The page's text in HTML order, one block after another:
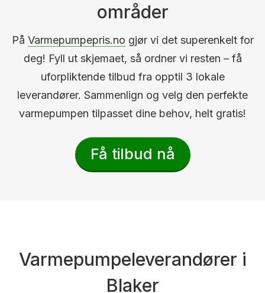
områder
På Varmepumpepris.no gjør vi det superenkelt for
deg! Fyll ut skjemaet, så ordner vi resten – få
uforpliktende tilbud fra opptil 3 lokale
leverandører. Sammenlign og velg den perfekte
varmepumpen tilpasset dine behov, helt gratis!
Få tilbud nå
Varmepumpeleverandører i
Blaker